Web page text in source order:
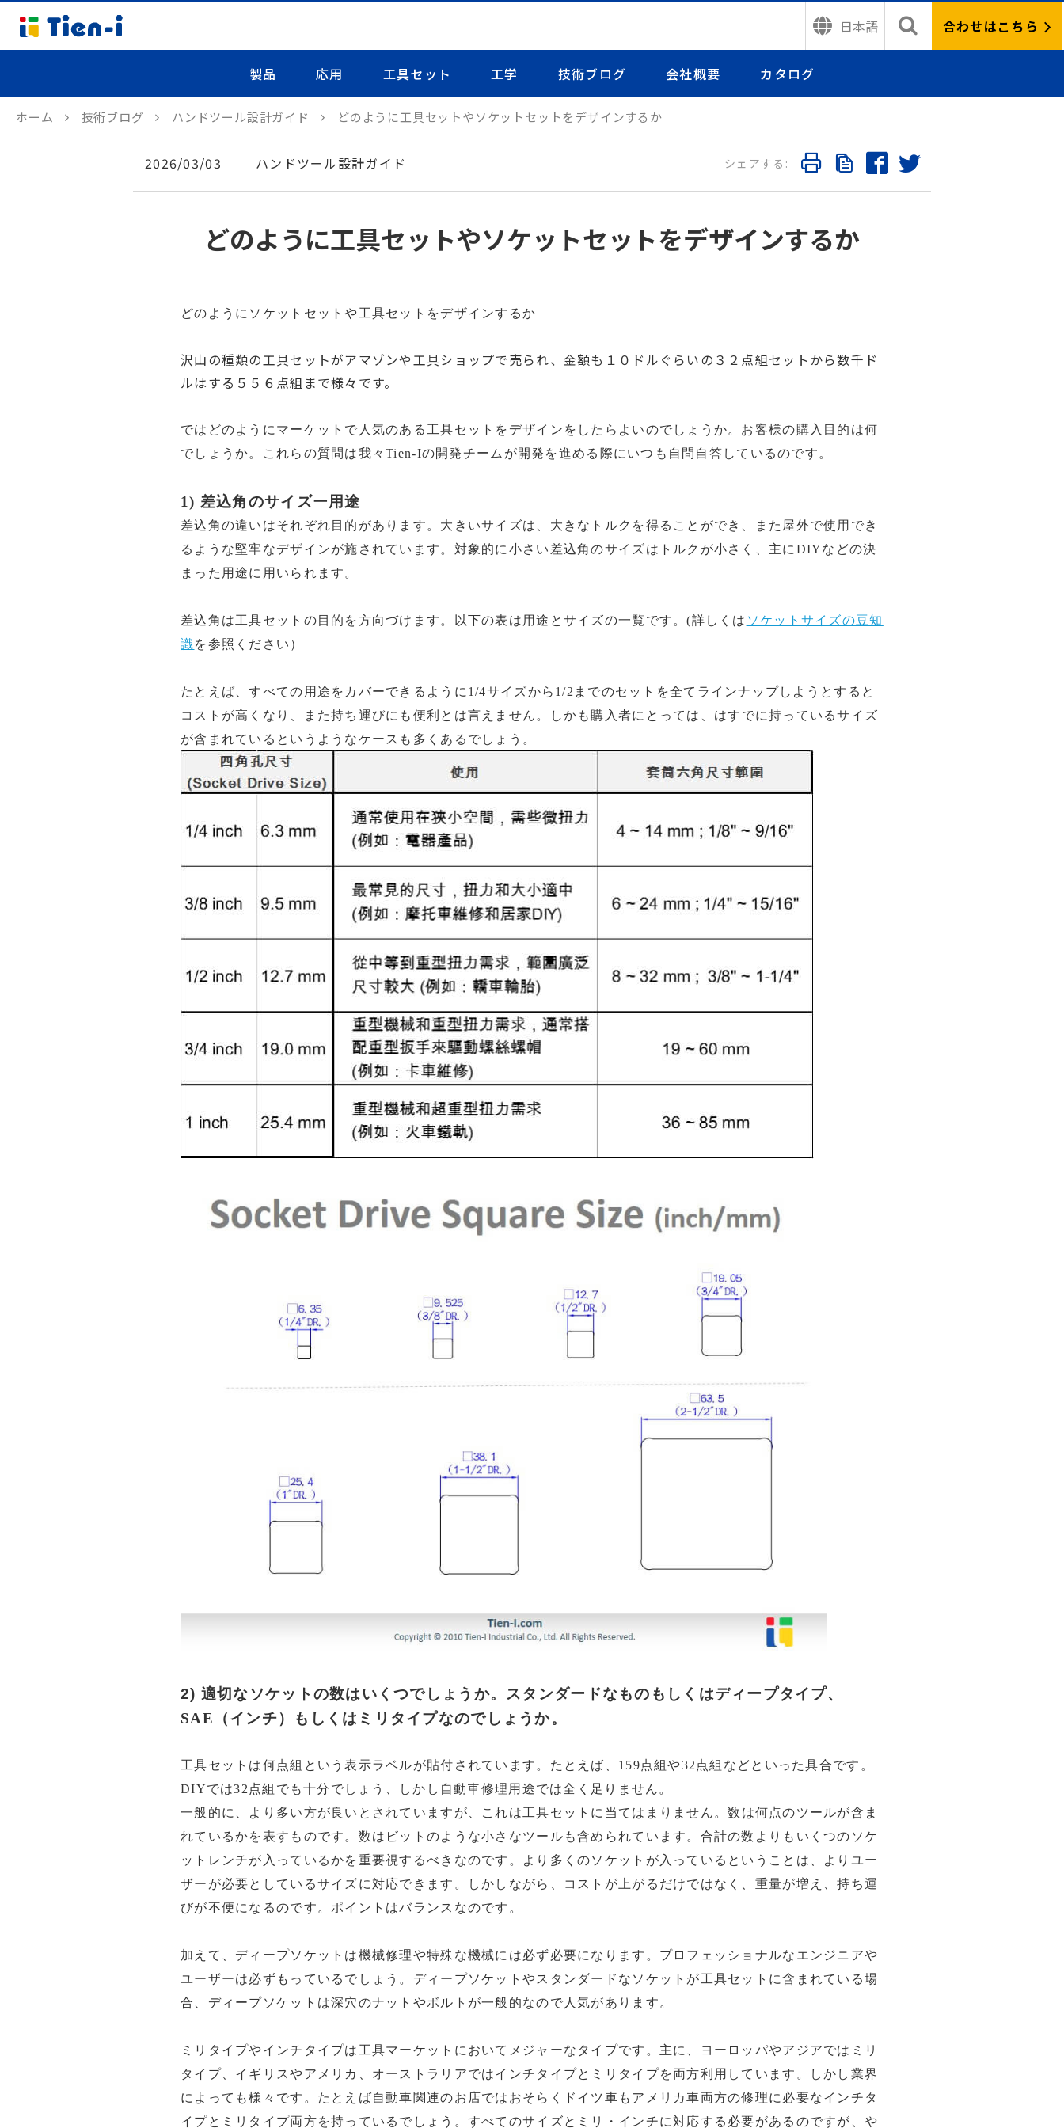
日本語 合わせはこちら
製品 応用 工具セット 工学 技術ブログ 会社概要 カタログ
ホーム 技術ブログ ハンドツール設計ガイド どのように工具セットやソケットセットをデザインするか
2026/03/03 ハンドツール設計ガイド
どのように工具セットやソケットセットをデザインするか
どのようにソケットセットや工具セットをデザインするか
沢山の種類の工具セットがアマゾンや工具ショップで売られ、金額も１０ドルぐらいの３２点組セットから数千ド
ルはする５５６点組まで様々です。
ではどのようにマーケットで人気のある工具セットをデザインをしたらよいのでしょうか。お客様の購入 目的 は何
でしょうか。これらの質問は我々Tien-Iの開発チームが開発を進める際にいつも自問自答しているのです。
1) 差込角のサイズー用途
差込角の違いはそれぞれ目的があり ます。大きいサイズは、大きなトルクを得ることができ、また 屋外で使用でき
るような堅牢なデザインが施されています。対象的に小さい差込角のサイズはトルクが小さく、主にDIYなどの決
まった用途に用いられます。
差込角は工具セットの目的を方向づけます。以下の表は用途とサイズの一覧です。(詳しくは ソケットサイズの豆知
識を参照ください）
たとえば、すべての用途を カバーできるように1/4サイズから1/2までのセットを全て ラインナップしようとすると
コストが高くなり また持ち 運びにも便利とは言えません。しかも購入者にとっては、 はすでに持っているサイズ
が含まれているというようなケースも 多くあ る でしょう。
2) 適切なソケットの数はいくつでしょうか。スタンダードなものもしくはディープタイプ、
SAE（インチ）もしくはミリタイプなのでしょうか。
工具セットは何点組という表示ラベルが貼付されています。たとえば、159点組や32点組などといった具合です。
DIYでは32点組でも十分でしょう、しか し 自動車修理 用途では全く足りません。
一般的に
より多い方が良いとされていますが、 これは工具セットに 当てはまり ません。数は何点のツールが含ま
れているかを表すものです。数はビットのような小さなツールも含められています。合計の数よりもいくつのソケ
ットレンチが入っているかを重要視するべきなのです。より多くのソケットが入っているということは、よりユー
ザーが必要としているサイズに対応できます。しかしながら、コストが上がるだけではなく、重量が増え、持ち運
びが不便になるのです。ポイントはバランスなのです。
加えて、ディープソケットは機械修理や特殊な機械には必ず必要になります。プロフェッショナルなエンジニアや
ユーザーは必ずもっているでしょう。ディープソケットやスタンダードなソケットが工具セットに含まれている場
合、ディープソケットは深穴のナットやボルトが一般的なので人気があります。
ミリタイプやインチタイプは工具マーケットにおいてメジャーなタイプです。主に
ヨーロッパやアジアではミリ
タイプ、イギリスやアメリカ、オーストラリアではインチタイプとミリタイプを両方利用しています。しかし業界
によっても様々です。たとえば自動車関連のお店ではおそらくドイツ車もアメリカ車両方の修理に必要なインチタ
イプとミリタイプ両方を持っているでしょう。すべてのサイズとミリ・インチに対応する必要があるのですが、や